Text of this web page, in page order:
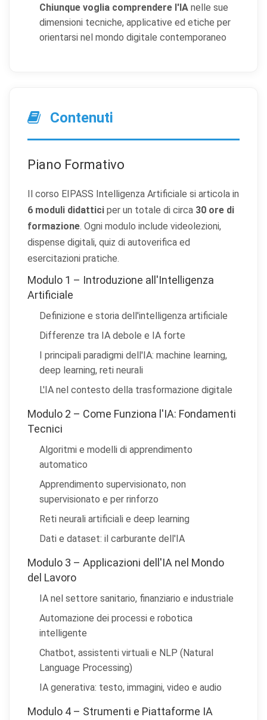
Chiunque voglia comprendere l'IA nelle sue
dimensioni tecniche, applicative ed etiche per
orientarsi nel mondo digitale contemporaneo
Contenuti
Piano Formativo
Il corso EIPASS Intelligenza Artificiale si articola in
6 moduli didattici per un totale di circa 30 ore di
formazione. Ogni modulo include videolezioni,
dispense digitali, quiz di autoverifica ed
esercitazioni pratiche.
Modulo 1 – Introduzione all'Intelligenza
Artificiale
Definizione e storia dell'intelligenza artificiale
Differenze tra IA debole e IA forte
I principali paradigmi dell'IA: machine learning,
deep learning, reti neurali
L'IA nel contesto della trasformazione digitale
Modulo 2 – Come Funziona l'IA: Fondamenti
Tecnici
Algoritmi e modelli di apprendimento
automatico
Apprendimento supervisionato, non
supervisionato e per rinforzo
Reti neurali artificiali e deep learning
Dati e dataset: il carburante dell'IA
Modulo 3 – Applicazioni dell'IA nel Mondo
del Lavoro
IA nel settore sanitario, finanziario e industriale
Automazione dei processi e robotica
intelligente
Chatbot, assistenti virtuali e NLP (Natural
Language Processing)
IA generativa: testo, immagini, video e audio
Modulo 4 – Strumenti e Piattaforme IA